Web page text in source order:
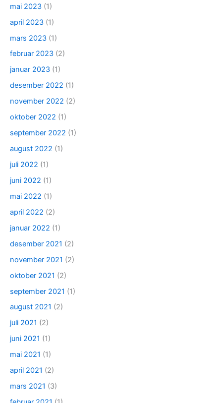
mai 2023 (1)
april 2023 (1)
mars 2023 (1)
februar 2023 (2)
januar 2023 (1)
desember 2022 (1)
november 2022 (2)
oktober 2022 (1)
september 2022 (1)
august 2022 (1)
juli 2022 (1)
juni 2022 (1)
mai 2022 (1)
april 2022 (2)
januar 2022 (1)
desember 2021 (2)
november 2021 (2)
oktober 2021 (2)
september 2021 (1)
august 2021 (2)
juli 2021 (2)
juni 2021 (1)
mai 2021 (1)
april 2021 (2)
mars 2021 (3)